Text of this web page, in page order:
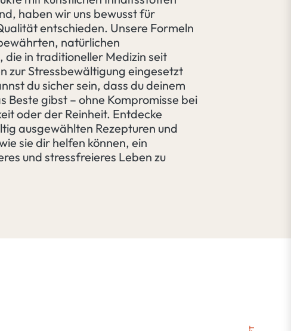
haben wir uns bewusst für
entschieden. Unsere Formeln
natürlichen
die in traditioneller Medizin seit
zur Stressbewältigung eingesetzt
du sicher sein, dass du deinem
Beste gibst – ohne Kompromisse bei
oder der Reinheit. Entdecke
ausgewählten Rezepturen und
sie dir helfen können, ein
und stressfreieres Leben zu